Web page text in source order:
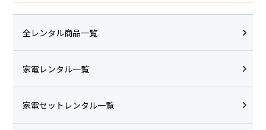
全レンタル商品一覧
家電レンタル一覧
家電セットレンタル一覧